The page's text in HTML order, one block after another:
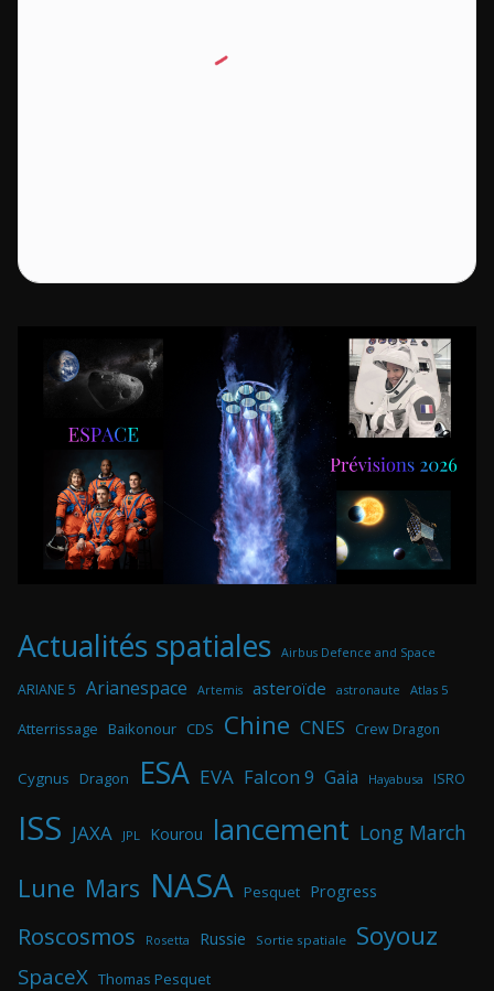
Actualités spatiales Airbus Defence and Space
ARIANE 5 Arianespace Artemis asteroïde astronaute Atlas 5
Atterrissage Baikonour CDS Chine CNES Crew Dragon
Cygnus Dragon ESA EVA Falcon 9 Gaia Hayabusa ISRO
ISS JAXA JPL Kourou lancement Long March
Lune Mars NASA Pesquet Progress
Roscosmos Rosetta Russie Sortie spatiale Soyouz
SpaceX Thomas Pesquet